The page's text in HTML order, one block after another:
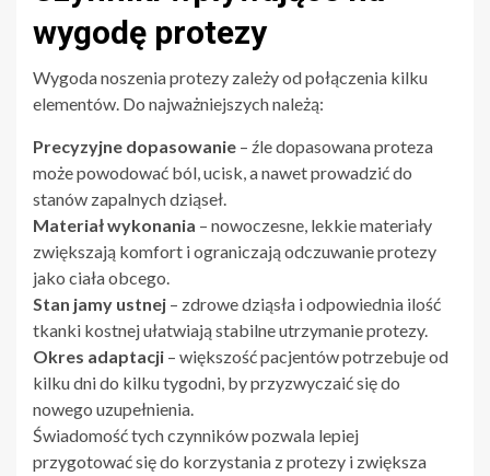
wygodę protezy
Wygoda noszenia protezy zależy od połączenia kilku
elementów. Do najważniejszych należą:
Precyzyjne dopasowanie – źle dopasowana proteza
może powodować ból, ucisk, a nawet prowadzić do
stanów zapalnych dziąseł.
Materiał wykonania – nowoczesne, lekkie materiały
zwiększają komfort i ograniczają odczuwanie protezy
jako ciała obcego.
Stan jamy ustnej – zdrowe dziąsła i odpowiednia ilość
tkanki kostnej ułatwiają stabilne utrzymanie protezy.
Okres adaptacji – większość pacjentów potrzebuje od
kilku dni do kilku tygodni, by przyzwyczaić się do
nowego uzupełnienia.
Świadomość tych czynników pozwala lepiej
przygotować się do korzystania z protezy i zwiększa